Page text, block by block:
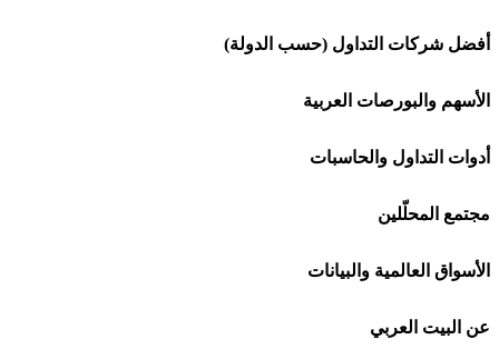
شركة Capital.com
افاتريد AvaTrade
اكسنس Exness
منصة بينانس
أفضل شركات التداول (حسب الدولة)
شركات تداول في السعودية
شركات تداول في الإمارات
شركات تداول في الكويت
شركات تداول في قطر
الأسهم والبورصات العربية
🌍 كل البورصات العربية
🇸🇦 السوق السعودية
🇦🇪 أسواق الإمارات
🇪🇬 البورصة المصرية
أدوات التداول والحاسبات
🕌 حاسبة الزكاة
💱 محول العملات
🧮 حاسبة حجم اللوت
مجتمع المحلّلين
🧱 حائط المجتمع
🏆 لوحة المحلّلين
الأسواق العالمية والبيانات
🌐 المؤشرات العالمية
عن البيت العربي